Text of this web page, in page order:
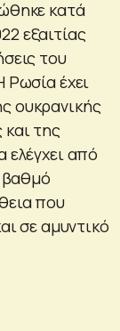
κατά
εξαιτίας
του
Ρωσία έχει
ουκρανικής
της
ελέγχει από
βαθμό
που
σε αμυντικό